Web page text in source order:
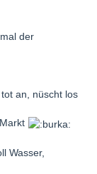
der
an, nüscht los
Wasser,